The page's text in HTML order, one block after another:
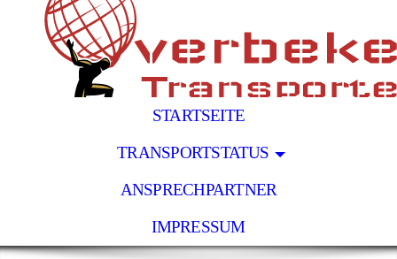
STARTSEITE
TRANSPORTSTATUS
ANSPRECHPARTNER
IMPRESSUM